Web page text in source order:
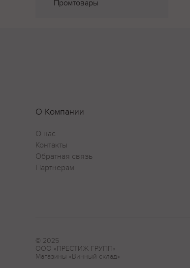
Промтовары
О Компании
О нас
Контакты
Обратная связь
Партнерам
© 2025
ООО «ПРЕСТИЖ ГРУПП»
Магазины «Винный склад»